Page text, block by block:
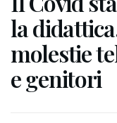
la
molestie
e genitori